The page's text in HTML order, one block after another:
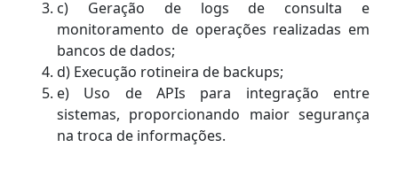
c) Geração de logs de consulta e
monitoramento de operações realizadas em
bancos de dados;
d) Execução rotineira de backups;
e) Uso de APIs para integração entre
sistemas, proporcionando maior segurança
na troca de informações.